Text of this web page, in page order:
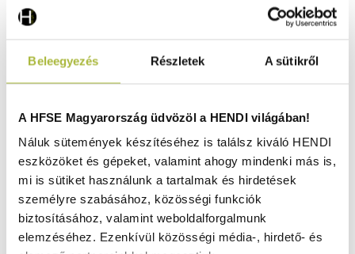
Beleegyezés Részletek A sütikről
A HFSE Magyarország üdvözöl a HENDI világában!
Náluk sütemények készítéséhez is találsz kiváló HENDI
eszközöket és gépeket, valamint ahogy mindenki más is,
mi is sütiket használunk a tartalmak és hirdetések
személyre szabásához, közösségi funkciók
biztosításához, valamint weboldalforgalmunk
elemzéséhez. Ezenkívül közösségi média-, hirdető- és
665x435x(H)715mm - HENDI 226643
617.610Ft
(486.307Ft+ ÁFA)
KOSÁRBA